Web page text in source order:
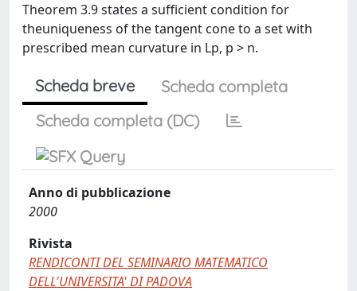
Theorem 3.9 states a sufficient condition for
theuniqueness of the tangent cone to a set with
prescribed mean curvature in Lp, p > n.
Scheda breve
Scheda completa
Scheda completa (DC)
Anno di pubblicazione
2000
Rivista
RENDICONTI DEL SEMINARIO MATEMATICO
DELL'UNIVERSITA' DI PADOVA